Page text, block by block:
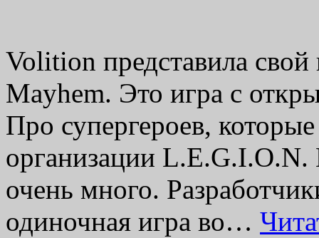
Volition представила
Mayhem. Это игра с
Про супергероев,
организации L.E.G.I.O.N.
очень много.
одиночная игра во…